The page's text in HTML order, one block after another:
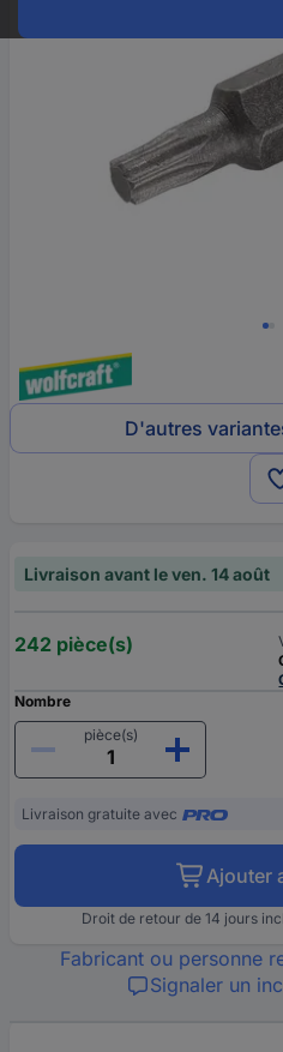
D'autres
Livraison avant le ven. 14 août
242 pièce(s)
Nombre
pièce(s)
Livraison gratuite avec
Ajouter
Droit de retour de 14 jours
Fabricant ou personne
Signaler un